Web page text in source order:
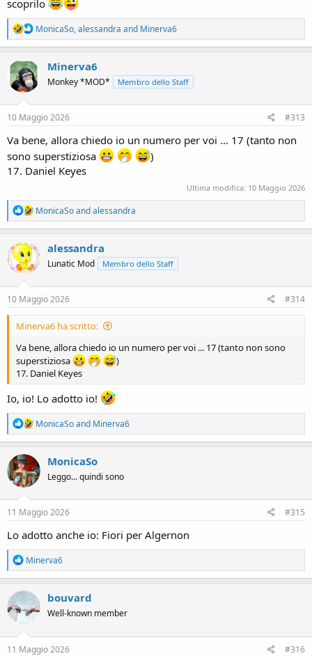
scoprilo
R
e
a
t
i
n
s
MonicaSo,alessandra and Minerva6
Minerva6
Monkey *MOD* Membro dello Staff
10 Maggio 2026 #313
Va bene, allora chiedo io un numero per voi ... 17 (tanto non
sono superstiziosa
)
17. Daniel Keyes
Ultima modifica: 10 Maggio 2026
R
e
a
t
i
n
s
MonicaSoandalessandra
alessandra
Lunatic Mod Membro dello Staff
10 Maggio 2026 #314
Minerva6 ha scritto:
Va bene, allora chiedo io un numero per voi ... 17 (tanto non sono
superstiziosa
)
17. Daniel Keyes
Io, io! Lo adotto io!
R
e
a
c
t
i
n
s
MonicaSoand Minerva6
MonicaSo
Leggo... quindi sono
11 Maggio 2026 #315
Lo adotto anche io: Fiori per Algernon
R
e
a
c
t
i
o
n
s
Minerva6
bouvard
Well-known member
11 Maggio 2026 #316